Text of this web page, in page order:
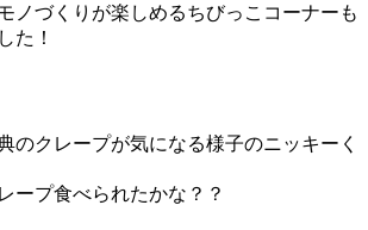
ノづくりが楽しめるちびっこコーナーも
た！
のクレープが気になる様子のニッキーく
ープ食べられたかな？？